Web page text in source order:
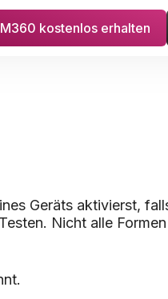
M360 kostenlos erhalten
Geräts aktivierst,
Nicht alle